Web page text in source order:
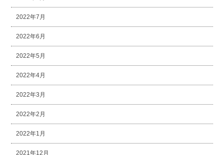
2022年7月
2022年6月
2022年5月
2022年4月
2022年3月
2022年2月
2022年1月
2021年12月